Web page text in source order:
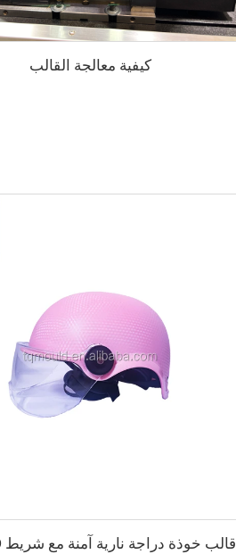
كيفية معالجة القالب
قالب خوذة دراجة نارية آمنة مع شريط LED ليلي